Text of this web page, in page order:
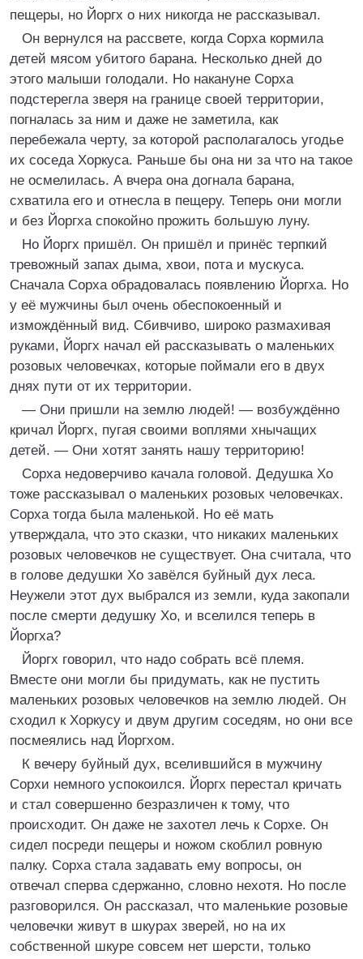
пещеры, но Йоргх о них никогда не рассказывал.
Он вернулся на рассвете, когда Сорха кормила
детей мясом убитого барана. Несколько дней до
этого малыши голодали. Но накануне Сорха
подстерегла зверя на границе своей территории,
погналась за ним и даже не заметила, как
перебежала черту, за которой располагалось угодье
их соседа Хоркуса. Раньше бы она ни за что на такое
не осмелилась. А вчера она догнала барана,
схватила его и отнесла в пещеру. Теперь они могли
и без Йоргха спокойно прожить большую луну.
Но Йоргх пришёл. Он пришёл и принёс терпкий
тревожный запах дыма, хвои, пота и мускуса.
Сначала Сорха обрадовалась появлению Йоргха. Но
у её мужчины был очень обеспокоенный и
измождённый вид. Сбивчиво, широко размахивая
руками, Йоргх начал ей рассказывать о маленьких
розовых человечках, которые поймали его в двух
днях пути от их территории.
— Они пришли на землю людей! — возбуждённо
кричал Йоргх, пугая своими воплями хнычащих
детей. — Они хотят занять нашу территорию!
Сорха недоверчиво качала головой. Дедушка Хо
тоже рассказывал о маленьких розовых человечках.
Сорха тогда была маленькой. Но её мать
утверждала, что это сказки, что никаких маленьких
розовых человечков не существует. Она считала, что
в голове дедушки Хо завёлся буйный дух леса.
Неужели этот дух выбрался из земли, куда закопали
после смерти дедушку Хо, и вселился теперь в
Йоргха?
Йоргх говорил, что надо собрать всё племя.
Вместе они могли бы придумать, как не пустить
маленьких розовых человечков на землю людей. Он
сходил к Хоркусу и двум другим соседям, но они все
посмеялись над Йоргхом.
К вечеру буйный дух, вселившийся в мужчину
Сорхи немного успокоился. Йоргх перестал кричать
и стал совершенно безразличен к тому, что
происходит. Он даже не захотел лечь к Сорхе. Он
сидел посреди пещеры и ножом скоблил ровную
палку. Сорха стала задавать ему вопросы, он
отвечал сперва сдержанно, словно нехотя. Но после
разговорился. Он рассказал, что маленькие розовые
человечки живут в шкурах зверей, но на их
собственной шкуре совсем нет шерсти, только